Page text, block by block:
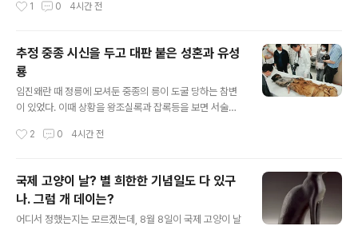
구는 일본 본토에서 발굴된 희귀..
모양이다. 필자는 음식 전문가가 아니라 장담할 수는 없는
온 것인가 싶기도 하다. 다만, 조선시대 일기에 보이는 물만
밥은 물만밥을 먹었다고만 되어 있을 뿐, 맨밥에 물을 붓고
는 반찬하고 같이 막었다는 것인지구체적인 상차림은 없
다. 일본의 경우 오차즈케에는 이런저런 고명을 그 위에 얹
흥미로운 것은 아..
1 0 4시간 전
추정 중종 시신을 두고 대판 붙은 성혼과 유성
룡
임진왜란 때 정릉에 모셔둔 중종의 릉이 도굴 당하는 참변
이 있었다. 이때 상황을 왕조실록과 잡록등을 보면 서술이
릉이 함께 왜적에 의해 도굴당했는데, 문제는 정릉의 묘광
의 시신이냐를 가지고 당시 조정에서는 격론이 있었다. 이
논란의 중심에 선 사람이 바로 우계 성혼과 서애 유성룡으
로 이 두 양반은 원래부터 서로 마음이 잘 안 맞았다는데 이
2 0 4시간 전
국제 고양이 날? 별 희한한 기념일도 다 있구
나. 그럼 개 데이는?
어디서 정했는지는 모르겠는데, 8월 8일이 국제 고양이 날